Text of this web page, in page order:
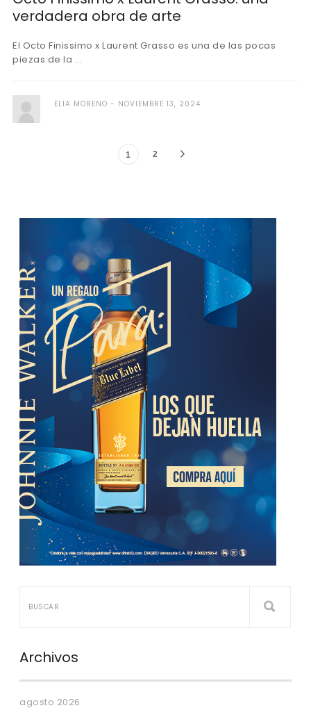
verdadera obra de arte
El Octo Finissimo x Laurent Grasso es una de las pocas
piezas de la ...
ELIA MORENO NOVIEMBRE 13, 2024
1 2
Archivos
agosto 2026